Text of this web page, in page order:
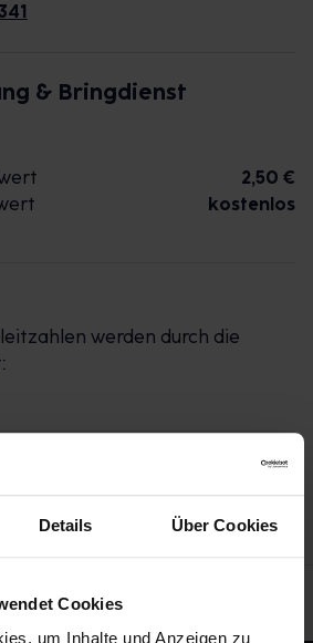
Details Über Cookies
Cookies
um Inhalte und Anzeigen zu
& Bringdienst
2,50 €
kostenlos
werden durch die